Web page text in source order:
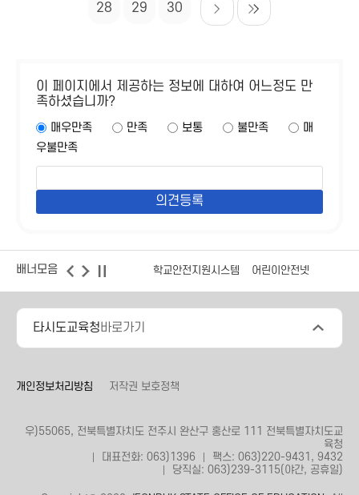
28 29 30
이 페이지에서 제공하는 정보에 대하여 어느정도 만
족하셨습니까?
매우만족 만족 보통 불만족
매
우불만족
배너모음 학교안전지원시스템 어린이안전넷
타시도교육청 바로가기
개인정보처리방침 저작권 보호정책
우)55065, 전북특별자치도 전주시 완산구 홍산로 111 전북특별자치도교
육청
대표전화: 063)1396
팩스: 063)220-9431, 9432
당직실: 063)239-3115(야간, 공휴일)